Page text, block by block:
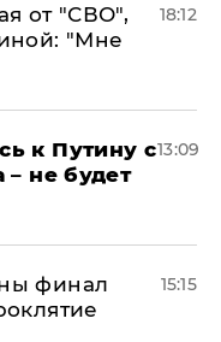
от "СВО",
"Мне
18:12
к Путину с
– не будет
13:09
финал
15:15